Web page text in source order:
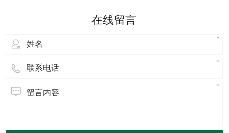
在线留言